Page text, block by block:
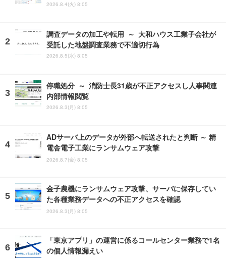
2026.8.4(火) 8:05
調査データの加工や転用 ～ 大和ハウス工業子会社が
受託した地盤調査業務で不適切行為
2026.8.5(水) 8:05
停職処分 ～ 消防士長31歳が不正アクセスし人事関連
内部情報閲覧
2026.8.3(月) 8:05
ADサーバ上のデータが外部へ転送されたと判断 ～ 精
電舎電子工業にランサムウェア攻撃
2026.8.7(金) 8:05
金子農機にランサムウェア攻撃、サーバに保存してい
た各種業務データへの不正アクセスを確認
2026.8.3(月) 8:05
「東京アプリ」の運営に係るコールセンター業務で1名
の個人情報漏えい